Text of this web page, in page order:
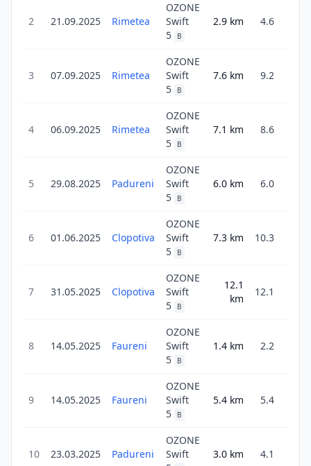
2 21.09.2025 Rimetea
OZONE
Swift
5
B
2.9 km 4.6
3 07.09.2025 Rimetea
OZONE
Swift
5
B
7.6 km 9.2
4 06.09.2025 Rimetea
OZONE
Swift
5
B
7.1 km 8.6
5 29.08.2025 Padureni
OZONE
Swift
5
B
6.0 km 6.0
6 01.06.2025 Clopotiva
OZONE
Swift
5
B
7.3 km 10.3
7 31.05.2025 Clopotiva
OZONE
Swift
5
B
12.1
km
12.1
8 14.05.2025 Faureni
OZONE
Swift
5
B
1.4 km 2.2
9 14.05.2025 Faureni
OZONE
Swift
5
B
5.4 km 5.4
10 23.03.2025 Padureni
OZONE
Swift
3.0 km 4.1